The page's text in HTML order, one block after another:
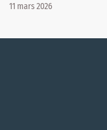
11 mars 2026